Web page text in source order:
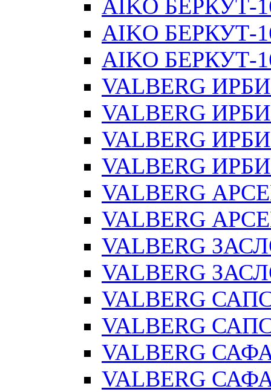
AIKO БЕРКУТ-
AIKO БЕРКУТ-
AIKO БЕРКУТ-
VALBERG
VALBERG
VALBERG
VALBERG
VALBERG
VALBERG
VALBERG
VALBERG
VALBERG
VALBERG
VALBERG
VALBERG